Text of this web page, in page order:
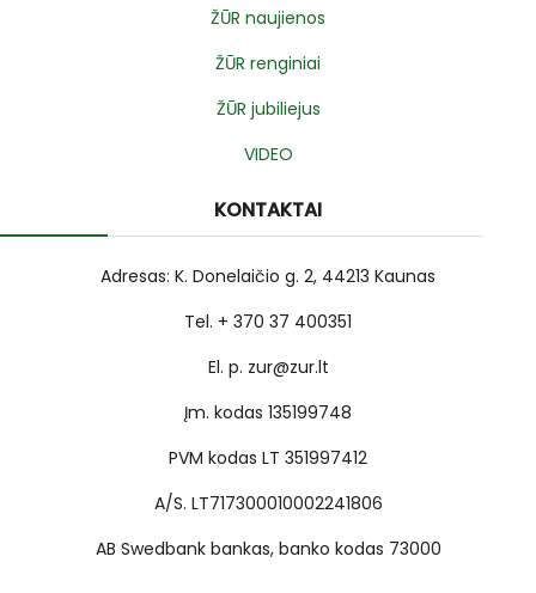
ŽŪR naujienos
ŽŪR renginiai
ŽŪR jubiliejus
VIDEO
KONTAKTAI
Adresas: K. Donelaičio g. 2, 44213 Kaunas
Tel. + 370 37 400351
El. p. zur@zur.lt
Įm. kodas 135199748
PVM kodas LT 351997412
A/S. LT717300010002241806
AB Swedbank bankas, banko kodas 73000